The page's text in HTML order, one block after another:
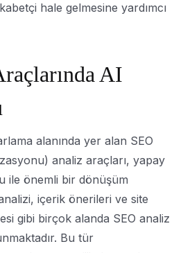
hale gelmesine yardımcı
AI
alanında yer alan SEO
analiz araçları, yapay
ile önemli bir dönüşüm
içerik önerileri ve site
gibi birçok alanda SEO analiz
Bu tür